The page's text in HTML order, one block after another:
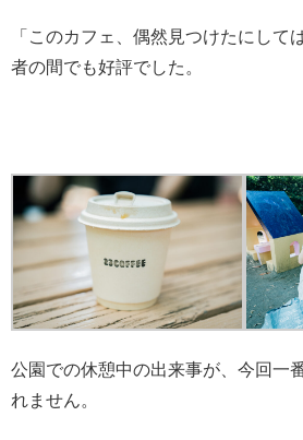
「このカフェ、偶然見つけたにして
者の間でも好評でした。
公園での休憩中の出来事が、今回一
れません。